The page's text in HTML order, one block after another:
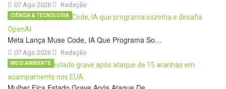
07 Ago 2026 Redação
Meta Lança Muse Code, IA Que Programa So…
07 Ago 2026
CIÊNCIA & TECNOLOGIA
Redação
MEIO AMBIENTE